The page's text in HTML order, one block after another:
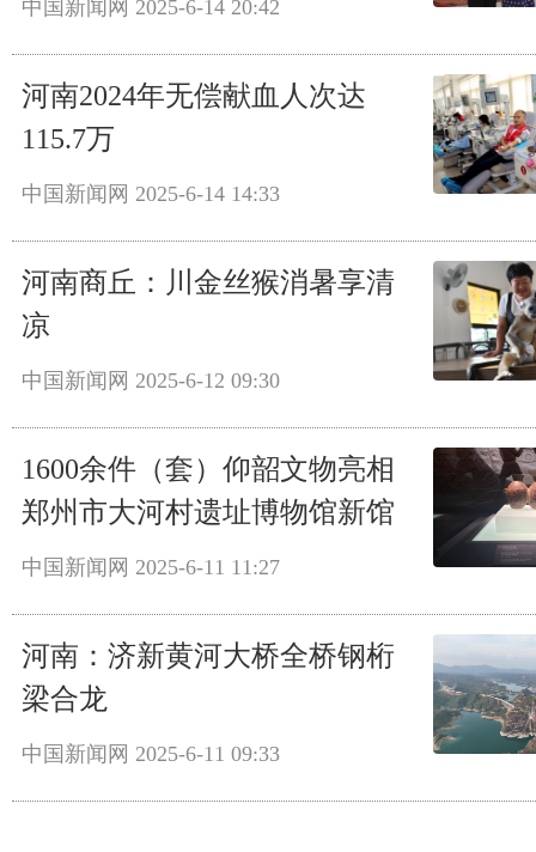
中国新闻网 2025-6-14 20:42
河南2024年无偿献血人次达
115.7万
中国新闻网 2025-6-14 14:33
河南商丘：川金丝猴消暑享清
凉
中国新闻网 2025-6-12 09:30
1600余件（套）仰韶文物亮相
郑州市大河村遗址博物馆新馆
中国新闻网 2025-6-11 11:27
河南：济新黄河大桥全桥钢桁
梁合龙
中国新闻网 2025-6-11 09:33